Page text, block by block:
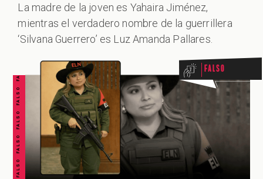
La madre de la joven es Yahaira Jiménez,
mientras el verdadero nombre de la guerrillera
‘Silvana Guerrero’ es Luz Amanda Pallares.
FALSO FALSO FALSO FALSO FALSO FALSO FALSO Falso